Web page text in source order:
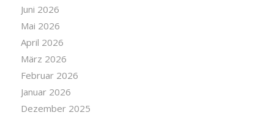
Juni 2026
Mai 2026
April 2026
März 2026
Februar 2026
Januar 2026
Dezember 2025